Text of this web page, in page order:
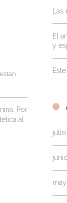
Por
al
El
y